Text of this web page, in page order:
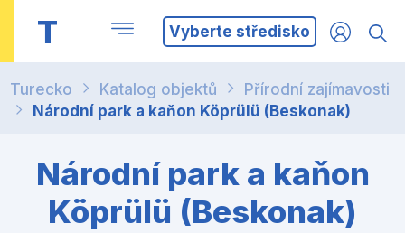
T Vyberte středisko
Turecko Katalog objektů
Přírodní zajímavosti
Národní park a kaňon Köprülü (Beskonak)
Národní park a kaňon
Köprülü (Beskonak)